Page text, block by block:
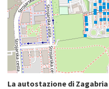
La autostazione di Zagabria